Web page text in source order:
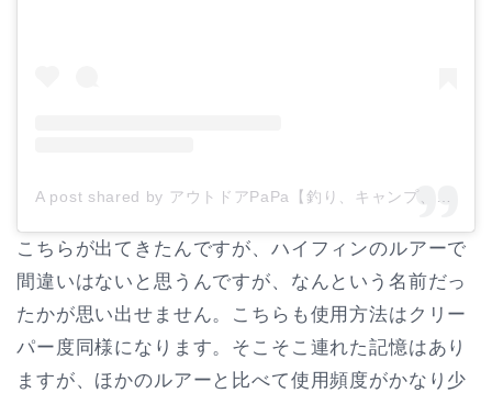
こちらが出てきたんですが、ハイフィンのルアーで
間違いはないと思うんですが、なんという名前だっ
たかが思い出せません。こちらも使用方法はクリー
パー度同様になります。そこそこ連れた記憶はあり
ますが、ほかのルアーと比べて使用頻度がかなり少